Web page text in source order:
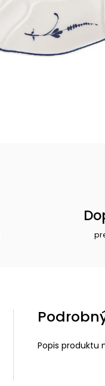
Popis produktu